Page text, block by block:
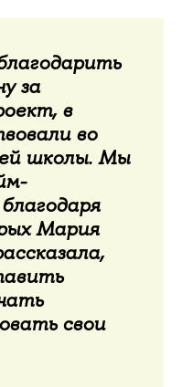
за
в
во
школы. Мы
Мария
свои